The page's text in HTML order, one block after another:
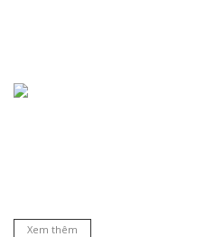
Xem thêm